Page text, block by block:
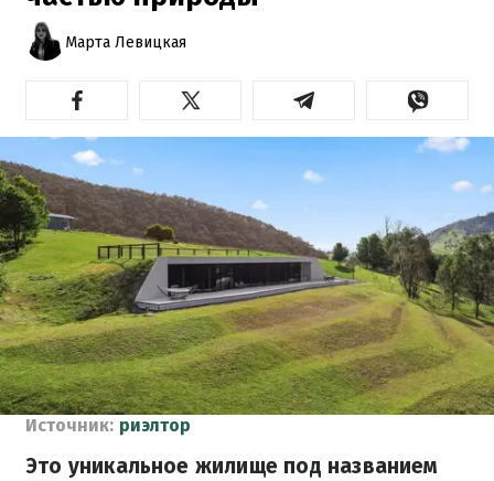
Марта Левицкая
Источник: риэлтор
Это уникальное жилище под названием